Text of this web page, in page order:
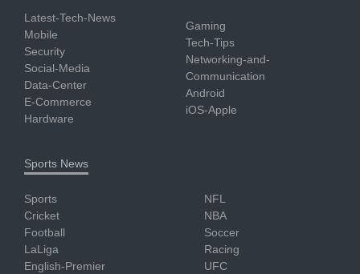
Latest-Tech-News
Mobile
Security
Social-Media
Data-Center
E-Commerce
Hardware
Gaming
Tech-Tips
Networking-and-
Communication
Android
iOS-Apple
Sports News
Sports
Cricket
Football
LaLiga
English-Premier
NFL
NBA
Soccer
Racing
UFC